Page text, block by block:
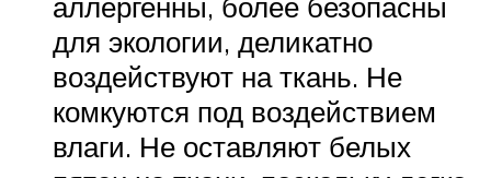
для экологии, деликатно
воздействуют на ткань. Не
комкуются под воздействием
влаги. Не оставляют белых